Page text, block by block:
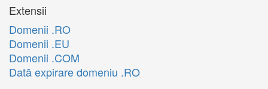
Extensii
Domenii .RO
Domenii .EU
Domenii .COM
Dată expirare domeniu .RO